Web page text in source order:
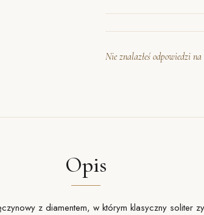
Nie znalazłeś odpowiedzi
Opis
z diamentem, w którym klasyczny soliter